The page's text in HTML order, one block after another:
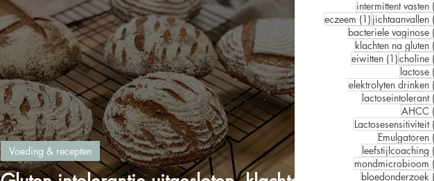
Voeding & recepten
intermittent vasten
eczeem (1) 1 post
jichtaanvallen
bacteriele vaginose
klachten na gluten
eiwitten (1)1 post
choline
lactose
elektrolyten drinken
lactoseintolerant
AHCC
Lactosesensitiviteit
Emulgatoren
leefstijlcoaching
mondmicrobioom
bloedonderzoek